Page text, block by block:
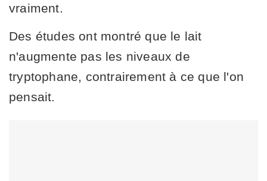
vraiment.
Des études ont montré que le lait
n'augmente pas les niveaux de
tryptophane, contrairement à ce que l'on
pensait.